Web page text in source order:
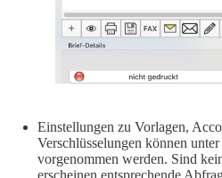
Einstellungen zu Vorlagen,
Verschlüsselungen können unter
vorgenommen werden. Sind